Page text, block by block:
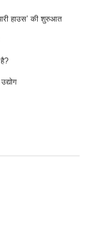
हाउस’ की शुरुआत